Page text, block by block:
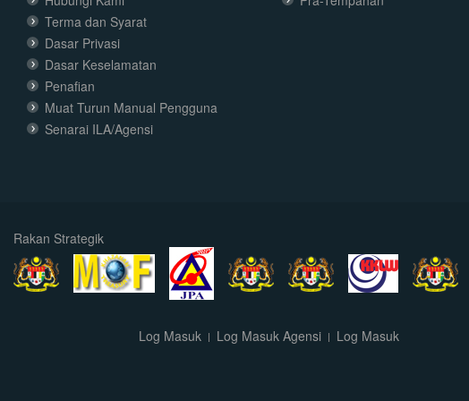
Terma dan Syarat
Dasar Privasi
Dasar Keselamatan
Penafian
Muat Turun Manual Pengguna
Senarai ILA/Agensi
Rakan Strategik
Log Masuk Log Masuk Agensi Log Masuk